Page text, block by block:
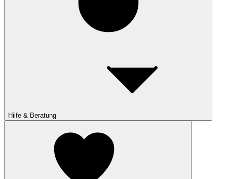
Hilfe & Beratung